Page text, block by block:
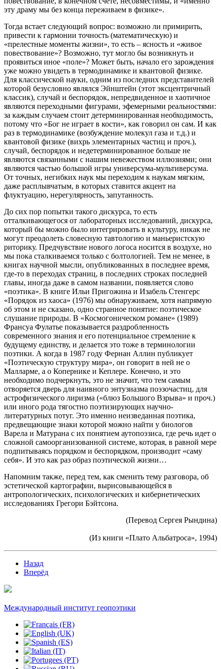
эту драму мы без конца переживаем в физике».
Тогда встает следующий вопрос: возможно ли примирить,
привести к гармонии точность (математическую) и
«прелестные моменты жизни», то есть – ясность и «живое
повествование»? Возможно, тут могло бы возникнуть и
проявиться иное «поле»? Может быть, начало его зарождения
уже можно увидеть в термодинамике и квантовой физике.
Для классической науки, одним из последних представителей
которой безусловно являлся Эйнштейн (этот эксцентричный
классик), случай и беспорядок, непредвиденное и хаотичное
являются переходными фигурами, эфемерными реальностями:
за каждым случаем стоит детерминированная необходимость,
потому что «Бог не играет в кости», как говорил он сам. И как
раз в термодинамике (возбуждение молекул газа и т.д.) и
квантовой физике (вихрь элементарных частиц и проч.),
случай, беспорядок и недетерминированное больше не
являются связанными с нашим невежеством иллюзиями; они
являются частью большой игры универсума-мультиверсума.
От точных, негибких наук мы переходим к наукам мягким,
даже расплывчатым, в которых ставится акцент на
флуктуацию, нерегулярность, запутанность.
До сих пор попытки такого дискурса, то есть
отталкивающегося от лабораторных исследований, дискурса,
который бы можно было интегрировать в культуру, никак не
могут преодолеть словесную тавтологию и маньеристскую
риторику. Предчувствие нового логоса носится в воздухе, но
мы пока сталкиваемся только с болтологией. Тем не менее, в
книгах научной мысли, опубликованных в последнее время,
где-то в переходах страниц, в последних строках последней
главы, иногда даже в самом названии, появляется слово
«поэтика». В книге Ильи Пригожина и Изабель Стенгерс
«Порядок из хаоса» (1976) мы обнаруживаем, хотя напрямую
об этом и не сказано, одно странное понятие: поэтическое
слушание природы. В «Космогоническом романе» (1989)
Франсуа Фулатье показывается раздробленность
современного знания и его потенциальное стремление к
будущему единству, и делается это тоже в терминологии
поэтики. А когда в 1987 году Фернан Аллин публикует
«Поэтическую структуру мира», он говорит в ней не о
Малларме, а о Копернике и Кеплере. Конечно, и это
необходимо подчеркнуть, это не значит, что тем самым
отворяется дверь для наивного энтузиазма поэзочастиц, для
астрофизического лиризма («блюз Большого Взрыва» и проч.)
или иного рода тягостно поэтизирующих научно-
литературных потуг. Это именно неизведанная поэтика,
предвещающие знаки которой можно найти у биологов
Варела и Матурана с их понятием аутопоэзиса, где речь идет о
сложной самоорганизованной системе, которая, в равной мере
подпитываясь порядком и беспорядком, производит «саму
себя». И это как раз образ поэтической жизни…
Напомним также, перед тем, как сменить тему разговора, об
эстетической картографии, вырисовывающейся в
антропологических, психологических и кибернетических
исследованиях Грегори Бэйтсона.
(Перевод Сергея Рындина)
(Из книги «Плато Альбатроса», 1994)
Назад
Вперёд
Международный институт геопоэтики